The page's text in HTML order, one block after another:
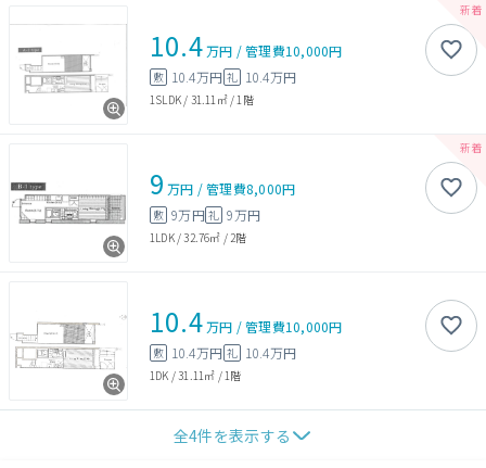
10.4万円 /管理費10,000円
敷 10.4万円 礼 10.4万円
1SLDK / 31.11㎡/ 1階
9 万円 /管理費8,000円
敷 9万円礼 9万円
1LDK/32.76㎡ / 2階
10.4万円 /管理費10,000円
敷 10.4万円 礼 10.4万円
1DK /31.11㎡ / 1階
全4件を表示する